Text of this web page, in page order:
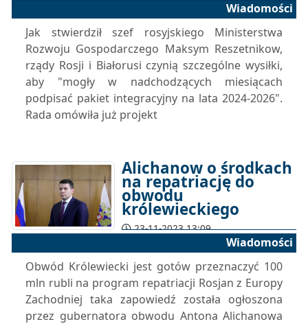
Wiadomości
Jak stwierdził szef rosyjskiego Ministerstwa
Rozwoju Gospodarczego Maksym Reszetnikow,
rządy Rosji i Białorusi czynią szczególne wysiłki,
aby "mogły w nadchodzących miesiącach
podpisać pakiet integracyjny na lata 2024-2026".
Rada omówiła już projekt
Alichanow o środkach
na repatriację do
obwodu
królewieckiego
23-11-2023 13:09
Wiadomości
Obwód Królewiecki jest gotów przeznaczyć 100
mln rubli na program repatriacji Rosjan z Europy
Zachodniej taka zapowiedź została ogłoszona
przez gubernatora obwodu Antona Alichanowa